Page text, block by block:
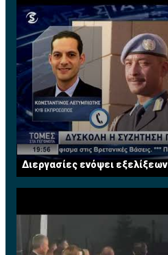
Διεργασίες ενόψει